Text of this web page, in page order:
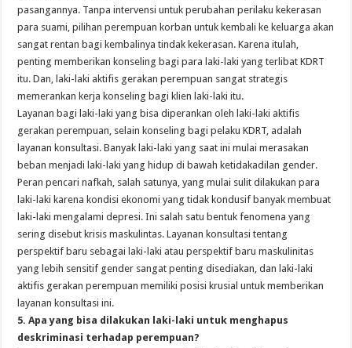
pasangannya. Tanpa intervensi untuk perubahan perilaku kekerasan
para suami, pilihan perempuan korban untuk kembali ke keluarga akan
sangat rentan bagi kembalinya tindak kekerasan. Karena itulah,
penting memberikan konseling bagi para laki-laki yang terlibat KDRT
itu. Dan, laki-laki aktifis gerakan perempuan sangat strategis
memerankan kerja konseling bagi klien laki-laki itu.
Layanan bagi laki-laki yang bisa diperankan oleh laki-laki aktifis
gerakan perempuan, selain konseling bagi pelaku KDRT, adalah
layanan konsultasi. Banyak laki-laki yang saat ini mulai merasakan
beban menjadi laki-laki yang hidup di bawah ketidakadilan gender.
Peran pencari nafkah, salah satunya, yang mulai sulit dilakukan para
laki-laki karena kondisi ekonomi yang tidak kondusif banyak membuat
laki-laki mengalami depresi. Ini salah satu bentuk fenomena yang
sering disebut krisis maskulintas. Layanan konsultasi tentang
perspektif baru sebagai laki-laki atau perspektif baru maskulinitas
yang lebih sensitif gender sangat penting disediakan, dan laki-laki
aktifis gerakan perempuan memiliki posisi krusial untuk memberikan
layanan konsultasi ini.
5. Apa yang bisa dilakukan laki-laki untuk menghapus
deskriminasi terhadap perempuan?